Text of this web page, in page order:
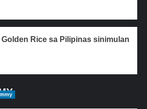
Rice sa Pilipinas sinimulan